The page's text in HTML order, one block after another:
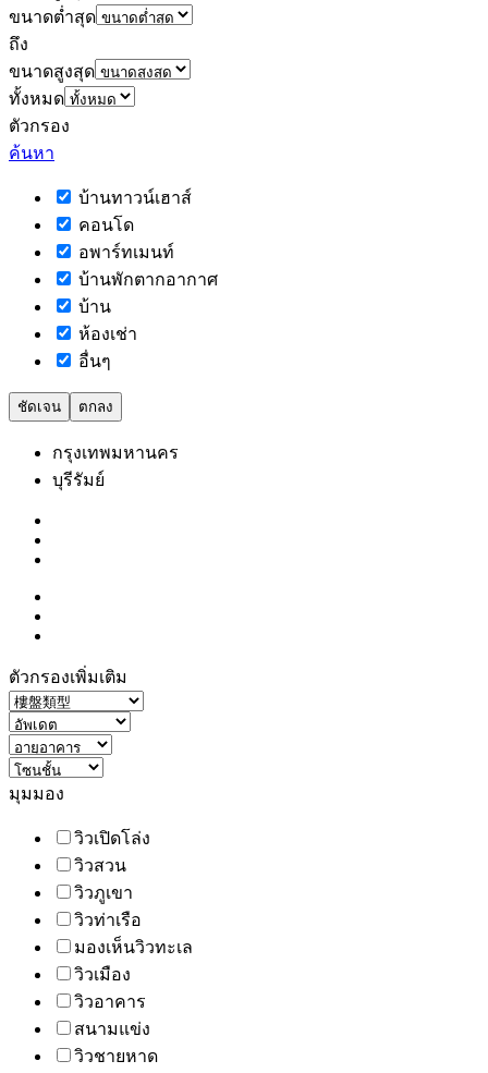
ขนาดต่ำสุด
ถึง
ขนาดสูงสุด
ทั้งหมด
ตัวกรอง
ค้นหา
บ้านทาวน์เฮาส์
คอนโด
อพาร์ทเมนท์
บ้านพักตากอากาศ
บ้าน
ห้องเช่า
อื่นๆ
ชัดเจน ตกลง
กรุงเทพมหานคร
บุรีรัมย์
ตัวกรองเพิ่มเติม
มุมมอง
วิวเปิดโล่ง
วิวสวน
วิวภูเขา
วิวท่าเรือ
มองเห็นวิวทะเล
วิวเมือง
วิวอาคาร
สนามแข่ง
วิวชายหาด